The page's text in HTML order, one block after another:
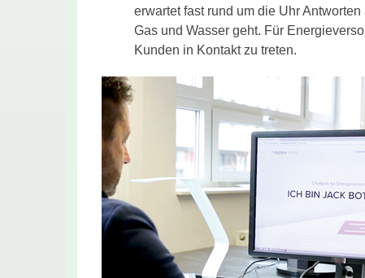
erwartet fast rund um die Uhr
Gas und Wasser geht. Für
Kunden in Kontakt zu treten.